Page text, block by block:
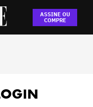
ASSINE OU
COMPRE